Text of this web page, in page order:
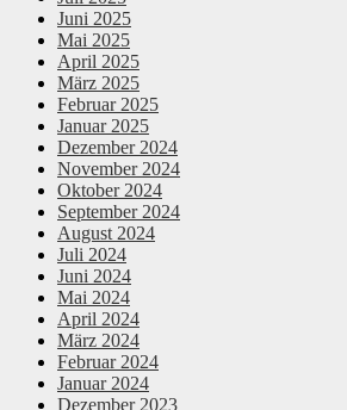
Juni 2025
Mai 2025
April 2025
März 2025
Februar 2025
Januar 2025
Dezember 2024
November 2024
Oktober 2024
September 2024
August 2024
Juli 2024
Juni 2024
Mai 2024
April 2024
März 2024
Februar 2024
Januar 2024
Dezember 2023